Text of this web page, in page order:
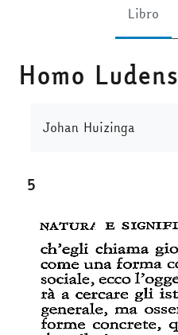
Libro
Homo Ludens
Johan Huizinga
5